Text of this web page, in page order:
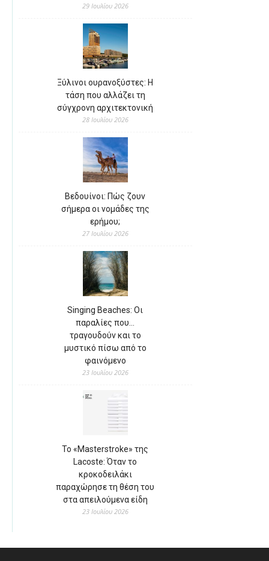
29 Ιουλίου 2026
Ξύλινοι ουρανοξύστες: Η
τάση που αλλάζει τη
σύγχρονη αρχιτεκτονική
28 Ιουλίου 2026
Βεδουίνοι: Πώς ζουν
σήμερα οι νομάδες της
ερήμου;
27 Ιουλίου 2026
Singing Beaches: Οι
παραλίες που…
τραγουδούν και το
μυστικό πίσω από το
φαινόμενο
23 Ιουλίου 2026
Το «Masterstroke» της
Lacoste: Όταν το
κροκοδειλάκι
παραχώρησε τη θέση του
στα απειλούμενα είδη
23 Ιουλίου 2026